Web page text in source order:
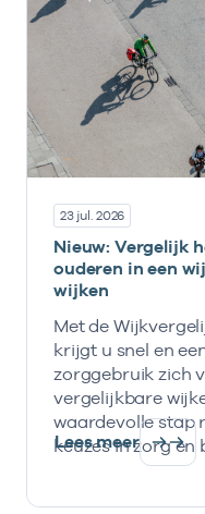
23 jul. 2026
Nieuw: Vergelijk
ouderen in een
wijken
Met de
krijgt u snel en
zorggebruik zich
vergelijkbare
waardevolle stap
keuzes in zorg en
Lees meer